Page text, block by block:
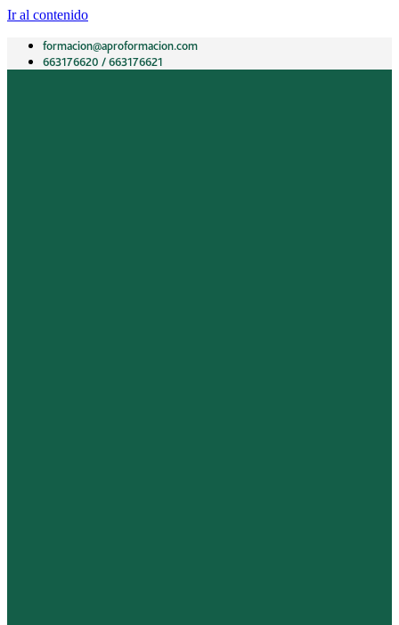
Ir al contenido
formacion@aproformacion.com
663176620 / 663176621